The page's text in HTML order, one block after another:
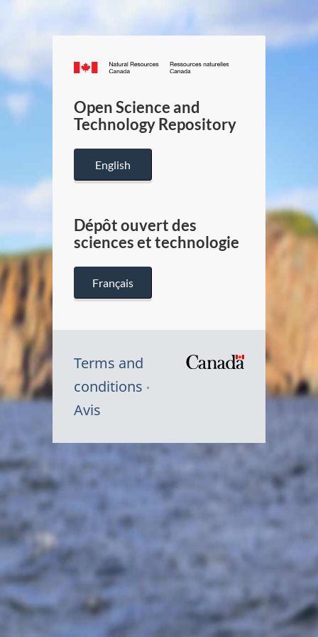
Canada.ca
/
Canada
Open Science and
Technology Repository
English
Dépôt ouvert des
sciences et technologie
Français
Terms and
conditions
Avis
Symbole
Canada